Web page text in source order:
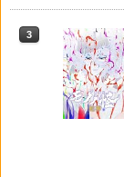
3
3
3
3
3